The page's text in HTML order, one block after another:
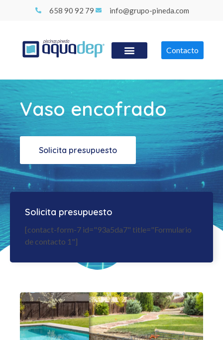
658 90 92 79 info@grupo-pineda.com
Contacto
Vaso encofrado
Solicita presupuesto
Solicita presupuesto
[contact-form-7 id="93a5da7" title="Formulario
de contacto 1"]